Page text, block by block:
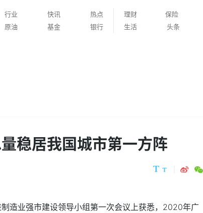
行业 快讯
热点
原油 基金 银行
理财 保险
生活
头条
稳居我国城市第一方阵
造业强市建设领导小组第一次会议上获悉，2020年广